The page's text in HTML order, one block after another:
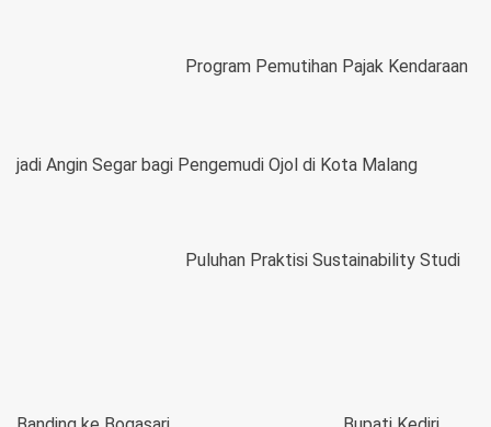
Program Pemutihan Pajak Kendaraan
jadi Angin Segar bagi Pengemudi Ojol di Kota Malang
Puluhan Praktisi Sustainability Studi